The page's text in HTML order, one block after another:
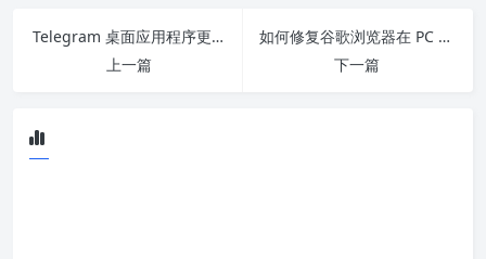
Telegram 桌面应用程序更新到 3.3 版，带有新的 Creator 选项
上一篇
如何修复谷歌浏览器在 PC 上不保存密码？
下一篇